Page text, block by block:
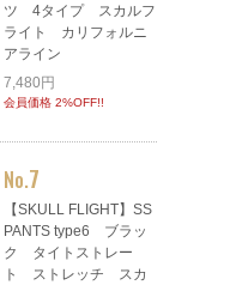
ツ 4タイプ スカルフ
ライト カリフォルニ
アライン
7,480円
会員価格 2%OFF!!
No.7
【SKULL FLIGHT】SS
PANTS type6 ブラッ
ク タイトストレー
ト ストレッチ スカ